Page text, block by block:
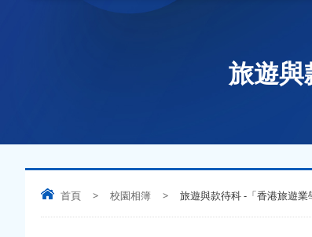
旅遊與
首頁 > 校園相簿 > 旅遊與款待科 -「香港旅遊